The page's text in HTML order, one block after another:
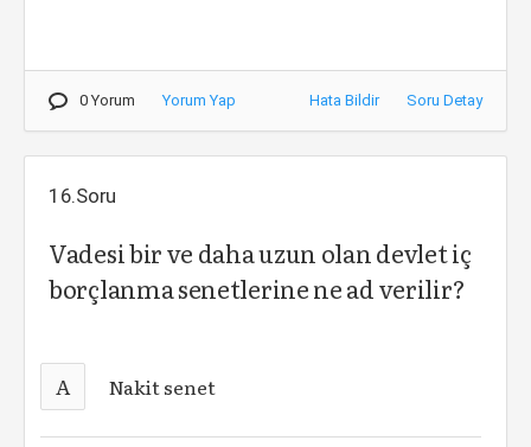
0 Yorum Yorum Yap Hata Bildir Soru Detay
16.Soru
Vadesi bir ve daha uzun olan devlet iç
borçlanma senetlerine ne ad verilir?
A Nakit senet